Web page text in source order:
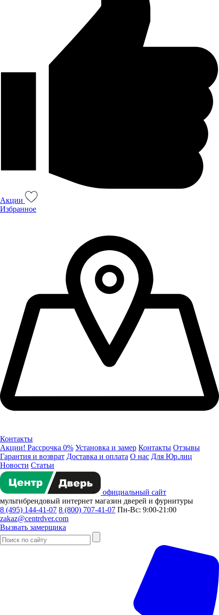
Акции
Избранное
Контакты
Акции! Рассрочка 0% Установка и замер Контакты Отзывы
Гарантия и возврат Доставка и оплата О нас Для Юр.лиц
Новости Статьи
официальный сайт
мультибрендовый интернет магазин дверей и фурнитуры
8 (495) 144-41-07 8 (800) 707-41-07 Пн-Вс: 9:00-21:00
zakaz@centrdver.com
Вызвать замерщика